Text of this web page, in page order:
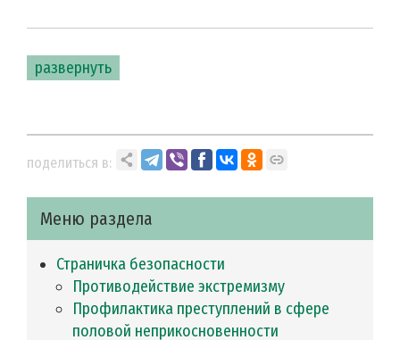
развернуть
поделиться в:
Меню раздела
Страничка безопасности
Противодействие экстремизму
Профилактика преступлений в сфере
половой неприкосновенности